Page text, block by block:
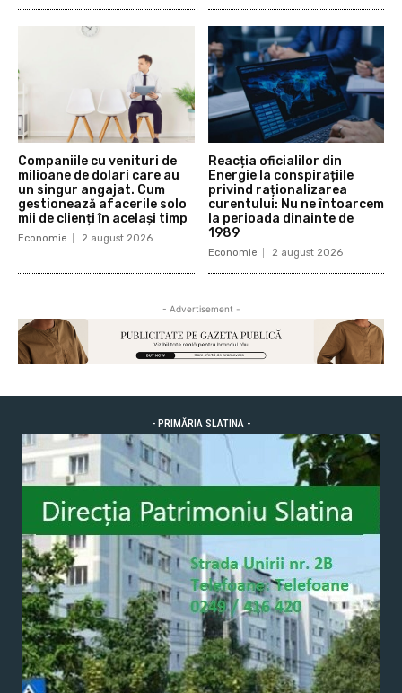
Companiile cu venituri de
milioane de dolari care au
un singur angajat. Cum
gestionează afacerile solo
mii de clienți în același timp
Economie 2 august 2026
Reacția oficialilor din
Energie la conspirațiile
privind raționalizarea
curentului: Nu ne întoarcem
la perioada dinainte de
1989
Economie 2 august 2026
- Advertisement -
- PRIMĂRIA SLATINA -